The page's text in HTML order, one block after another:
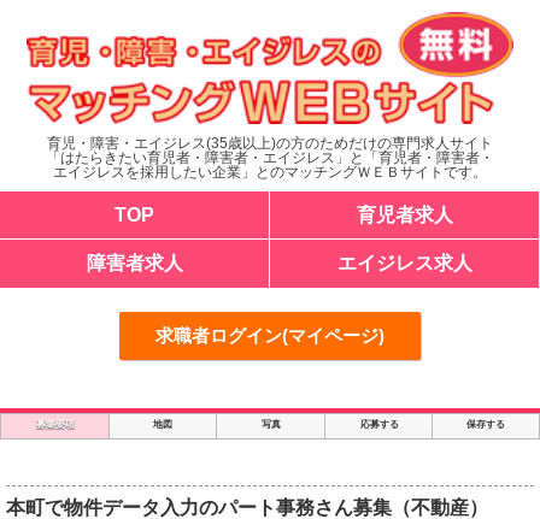
育児・障害・エイジレス(35歳以上)の方のためだけの専門求人サイト
「はたらきたい育児者・障害者・エイジレス」と「育児者・障害者・
エイジレスを採用したい企業」とのマッチングＷＥＢサイトです。
TOP 育児者求人
障害者求人 エイジレス求人
求職者ログイン(マイページ)
募集要項 地図 写真 応募する 保存する
本町で物件データ入力のパート事務さん募集（不動産）